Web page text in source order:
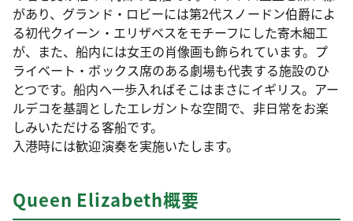
があり、グランド・ロビーには第2代スノードン伯爵によ
る初代クイーン・エリザベスをモチーフにした寄木細工
が、また、船内には女王の肖像画も飾られています。プ
ライベート・ボックス席のある劇場も代表する施設のひ
とつです。船内へ一歩入ればそこはまさにイギリス。アー
ルデコを基調としたエレガントな空間で、非日常をお楽
しみいただける客船です。
入港時には歓迎演奏を実施いたします。
Queen Elizabeth概要